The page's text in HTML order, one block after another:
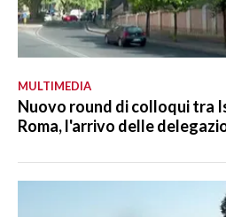
MULTIMEDIA
Nuovo round di colloqui tra
Roma, l'arrivo delle